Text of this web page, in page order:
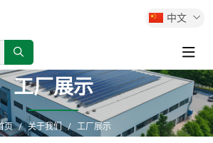
中文
工厂展示
页 关于我们 工厂展示